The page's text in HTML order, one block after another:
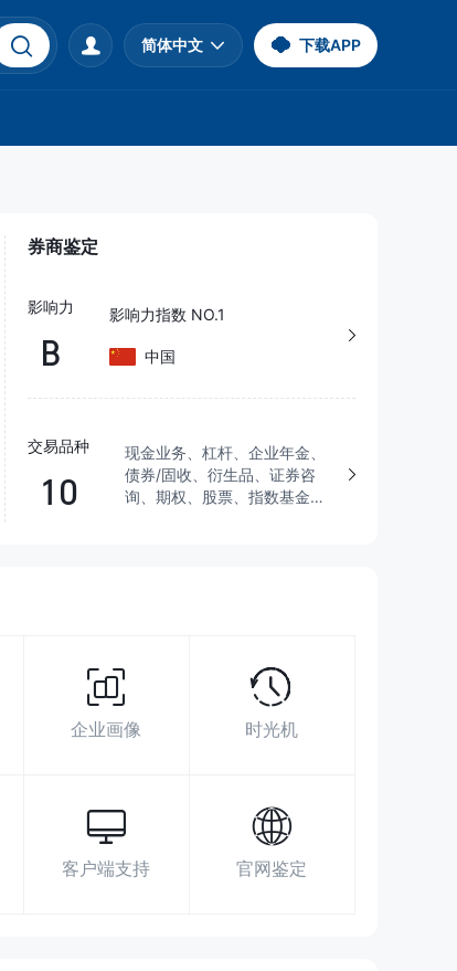
简体中文 下载APP
券商鉴定
影响力
B
影响力指数 NO.1
中国
交易品种
10
现金业务、杠杆、企业年金、
债券/固收、衍生品、证券咨
询、期权、股票、指数基金、
956029
https://www.shgsec.com/main/home/index.shtml
企业画像 时光机
客户端支持 官网鉴定